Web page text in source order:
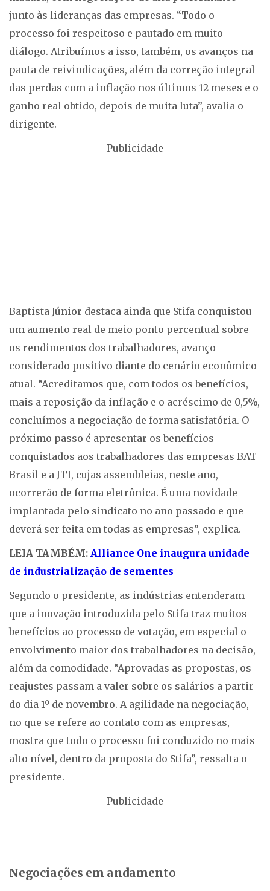
junto às lideranças das empresas. “Todo o
processo foi respeitoso e pautado em muito
diálogo. Atribuímos a isso, também, os avanços na
pauta de reivindicações, além da correção integral
das perdas com a inflação nos últimos 12 meses e o
ganho real obtido, depois de muita luta”, avalia o
dirigente.
Publicidade
Baptista Júnior destaca ainda que Stifa conquistou
um aumento real de meio ponto percentual sobre
os rendimentos dos trabalhadores, avanço
considerado positivo diante do cenário econômico
atual. “Acreditamos que, com todos os benefícios,
mais a reposição da inflação e o acréscimo de 0,5%,
concluímos a negociação de forma satisfatória. O
próximo passo é apresentar os benefícios
conquistados aos trabalhadores das empresas BAT
Brasil e a JTI, cujas assembleias, neste ano,
ocorrerão de forma eletrônica. É uma novidade
implantada pelo sindicato no ano passado e que
deverá ser feita em todas as empresas”, explica.
LEIA TAMBÉM: Alliance One inaugura unidade
de industrialização de sementes
Segundo o presidente, as indústrias entenderam
que a inovação introduzida pelo Stifa traz muitos
benefícios ao processo de votação, em especial o
envolvimento maior dos trabalhadores na decisão,
além da comodidade. “Aprovadas as propostas, os
reajustes passam a valer sobre os salários a partir
do dia 1º de novembro. A agilidade na negociação,
no que se refere ao contato com as empresas,
mostra que todo o processo foi conduzido no mais
alto nível, dentro da proposta do Stifa”, ressalta o
presidente.
Publicidade
Negociações em andamento